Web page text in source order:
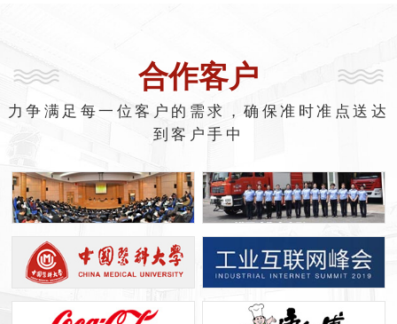
照片方便携带。我们的合影照片制
作工艺领先，全部合影照片采用双
面镀膜的方式，确保每张合影照片
都能达到双面防水的效果，并且清
长。
合作客户
力争满足每一位客户的需求，确保准时准点送达
到客户手中